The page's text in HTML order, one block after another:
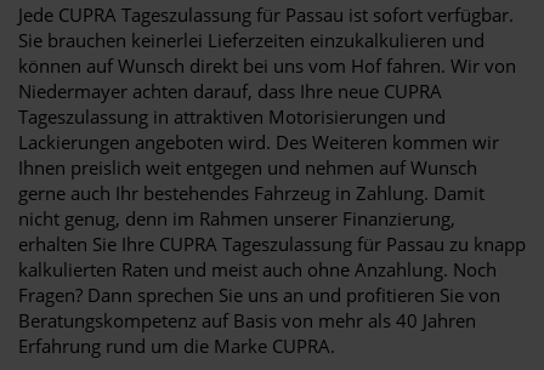
Jede CUPRA Tageszulassung für Passau ist sofort verfügbar.
Sie brauchen keinerlei Lieferzeiten einzukalkulieren und
können auf Wunsch direkt bei uns vom Hof fahren. Wir von
Niedermayer achten darauf, dass Ihre neue CUPRA
Tageszulassung in attraktiven Motorisierungen und
Lackierungen angeboten wird. Des Weiteren kommen wir
Ihnen preislich weit entgegen und nehmen auf Wunsch
gerne auch Ihr bestehendes Fahrzeug in Zahlung. Damit
nicht genug, denn im Rahmen unserer Finanzierung,
erhalten Sie Ihre CUPRA Tageszulassung für Passau zu knapp
kalkulierten Raten und meist auch ohne Anzahlung. Noch
Fragen? Dann sprechen Sie uns an und profitieren Sie von
Beratungskompetenz auf Basis von mehr als 40 Jahren
Erfahrung rund um die Marke CUPRA.